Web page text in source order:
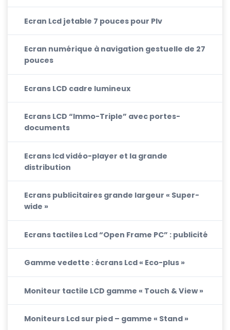
Ecran Lcd jetable 7 pouces pour Plv
Ecran numérique à navigation gestuelle de 27
pouces
Ecrans LCD cadre lumineux
Ecrans LCD “Immo-Triple” avec portes-
documents
Ecrans lcd vidéo-player et la grande
distribution
Ecrans publicitaires grande largeur « Super-
wide »
Ecrans tactiles Lcd “Open Frame PC” : publicité
Gamme vedette : écrans Lcd « Eco-plus »
Moniteur tactile LCD gamme « Touch & View »
Moniteurs Lcd sur pied – gamme « Stand »